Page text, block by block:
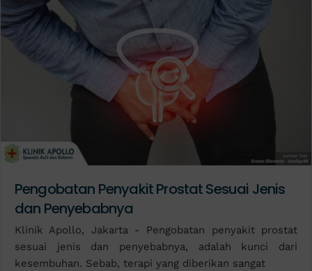
Pengobatan Penyakit Prostat Sesuai Jenis
dan Penyebabnya
Klinik Apollo, Jakarta - Pengobatan penyakit prostat
sesuai jenis dan penyebabnya, adalah kunci dari
kesembuhan. Sebab, terapi yang diberikan sangat